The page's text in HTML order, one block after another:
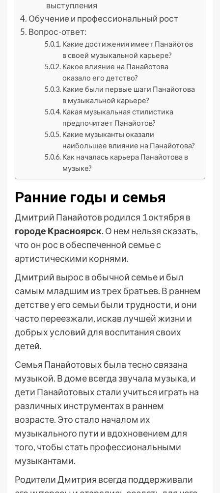
выступления
Обучение и профессиональный рост
Вопрос-ответ:
Какие достижения имеет Панайотов
в своей музыкальной карьере?
Какое влияние на Панайотова
оказало его детство?
Какие были первые шаги Панайотова
в музыкальной карьере?
Какая музыкальная стилистика
предпочитает Панайотов?
Какие музыканты оказали
наибольшее влияние на Панайотова?
Как началась карьера Панайотова в
музыке?
Ранние годы и семья
Дмитрий Панайотов родился 1 октября в
городе Красноярск. О нем нельзя сказать,
что он рос в обеспеченной семье с
артистическими корнями.
Дмитрий вырос в обычной семье и был
самым младшим из трех братьев. В раннем
детстве у его семьи были трудности, и они
часто переезжали, искав лучшей жизни и
добрых условий для воспитания своих
детей.
Семья Панайотовых была тесно связана
музыкой. В доме всегда звучала музыка, и
дети Панайотовых стали учиться играть на
различных инструментах в раннем
возрасте. Это стало началом их
музыкального пути и вдохновением для
того, чтобы стать профессиональными
музыкантами.
Родители Дмитрия всегда поддерживали